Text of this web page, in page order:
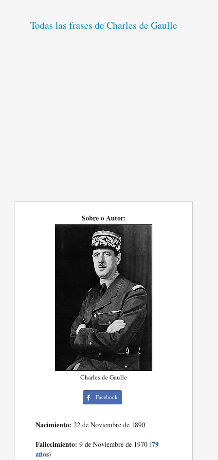
Todas las frases de Charles de Gaulle
Sobre o Autor:
Charles de Gaulle
Facebook
Nacimiento: 22 de Noviembre de 1890
Fallecimiento: 9 de Noviembre de 1970(79
años)